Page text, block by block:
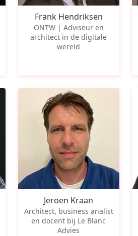
Frank Hendriksen
ONTW | Adviseur en
architect in de digitale
wereld
Jeroen Kraan
Architect, business analist
en docent bij Le Blanc
Advies